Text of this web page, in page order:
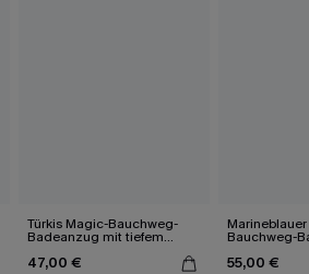
Türkis Magic-Bauchweg-
Badeanzug mit tiefem
47,00 €
Bauchweg-
55,00 €